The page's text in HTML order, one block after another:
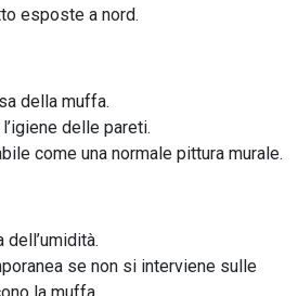
esposte a nord.
della muffa.
delle pareti.
come una normale pittura murale.
dell’umidità.
se non si interviene sulle